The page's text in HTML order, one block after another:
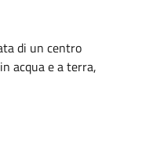
di un centro
acqua e a terra,